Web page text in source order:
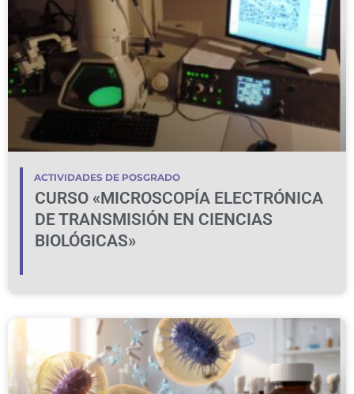
ACTIVIDADES DE POSGRADO
CURSO «MICROSCOPÍA ELECTRÓNICA
DE TRANSMISIÓN EN CIENCIAS
BIOLÓGICAS»